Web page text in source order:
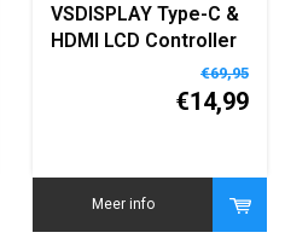
VSDISPLAY Type-C &
HDMI LCD Controller
Board voor 15.6" 4K
eDP-schermen
€69,95
€14,99
Meer info